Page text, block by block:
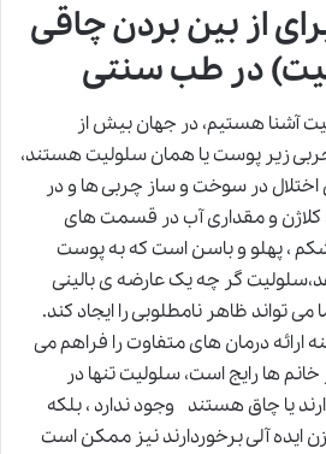
از بین بردن چاقی
در طب سنتی
آشنا هستیم، در جهان بیش از
زیر پوست یا همان سلولیت هستند،
در سوخت و ساز چربی ها و در
کلاژن و مقداری آب در قسمت های
، پهلو و باسن است که به پوست
گر چه یک عارضه ی بالینی
ظاهر نامطلوبی را ایجاد کند.
درمان های متفاوت را فراهم می
ها رایج است، سلولیت تنها در
یا چاق هستند وجود ندارد ، بلکه
وزن ایده آلی برخوردارند نیز ممکن است